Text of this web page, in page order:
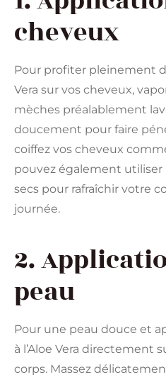
cheveux
Pour profiter pleinement
Vera sur vos cheveux,
mèches préalablement
doucement pour faire
coiffez vos cheveux
pouvez également utiliser
secs pour rafraîchir votre
journée.
2.
peau
Pour une peau douce et
à l’Aloe Vera directement
corps. Massez